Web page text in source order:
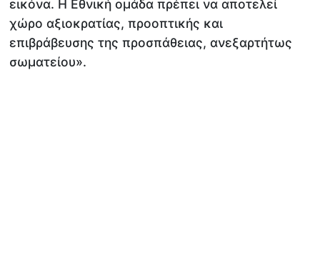
εικόνα. Η Εθνική ομάδα πρέπει να αποτελεί
χώρο αξιοκρατίας, προοπτικής και
επιβράβευσης της προσπάθειας, ανεξαρτήτως
σωματείου».